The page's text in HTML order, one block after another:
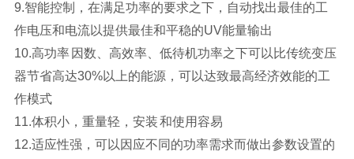
9.智能控制，在满足功率的要求之下，自动找出最佳的工
作电压和电流以提供最佳和平稳的UV能量输出
10.高功率 因数、高效率、低待机功率之下可以比传统变压
器节省高达30%以上的能源，可以达致最高经济效能的工
作模式
11.体积小，重量轻，安装 和使用容易
12.适应性强，可以因应不同的功率需求而做出参数设置的